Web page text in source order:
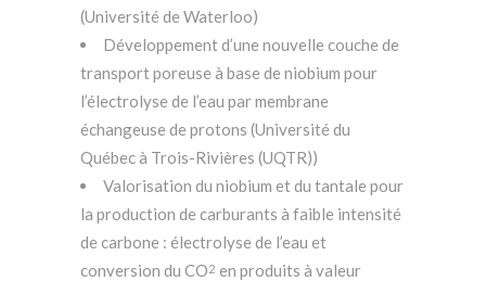
(Université de Waterloo)
Développement d’une nouvelle couche de
transport poreuse à base de niobium pour
l’électrolyse de l’eau par membrane
échangeuse de protons (Université du
Québec à Trois-Rivières (UQTR))
Valorisation du niobium et du tantale pour
la production de carburants à faible intensité
de carbone : électrolyse de l’eau et
conversion du CO2 en produits à valeur